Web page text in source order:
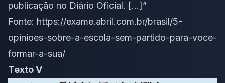
publicação no Diário Oficial. […]”
Fonte: https://exame.abril.com.br/brasil/5-
opinioes-sobre-a-escola-sem-partido-para-voce-
formar-a-sua/
Texto V